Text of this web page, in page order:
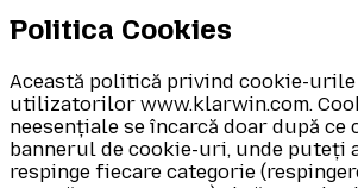
Politica Cookies
Această politică privind cookie-
utilizatorilor www.klarwin.com.
neesențiale se încarcă doar după
bannerul de cookie-uri, unde puteți
respinge fiecare categorie